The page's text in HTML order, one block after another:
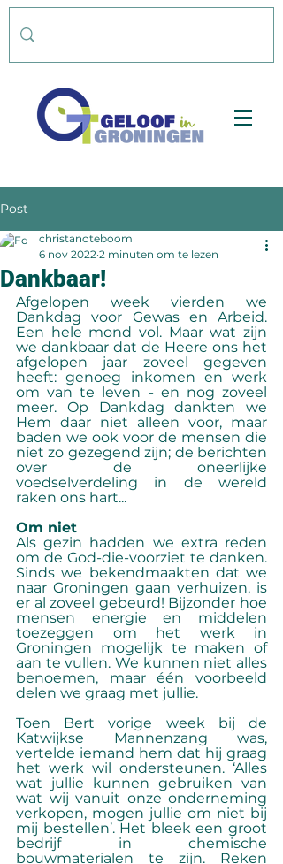
Post
Dankbaar!
christanoteboom
6 nov 2022 2 minuten om te lezen
Afgelopen week vierden we
Dankdag voor Gewas en Arbeid.
Een hele mond vol. Maar wat zijn
we dankbaar dat de Heere ons het
afgelopen jaar zoveel gegeven
heeft: genoeg inkomen en werk
om van te leven - en nog zoveel
meer. Op Dankdag dankten we
Hem daar niet alleen voor, maar
baden we ook voor de mensen die
níet zo gezegend zijn; de berichten
over de oneerlijke
voedselverdeling in de wereld
raken ons hart...
Om niet
Als gezin hadden we extra reden
om de God-die-voorziet te danken.
Sinds we bekendmaakten dat we
naar Groningen gaan verhuizen, is
er al zoveel gebeurd! Bijzonder hoe
mensen energie en middelen
toezeggen om het werk in
Groningen mogelijk te maken of
aan te vullen. We kunnen niet alles
benoemen, maar één voorbeeld
delen we graag met jullie.
Toen Bert vorige week bij de
Katwijkse Mannenzang was,
vertelde iemand hem dat hij graag
het werk wil ondersteunen. ‘Alles
wat jullie kunnen gebruiken van
wat wij vanuit onze onderneming
verkopen, mogen jullie om niet bij
mij bestellen’. Het bleek een groot
bedrijf in chemische
bouwmaterialen te zijn. Reken